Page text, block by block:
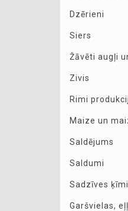
Dzērieni
Siers
Žāvēti augļi
Zivis
Rimi
Maize un
Saldējums
Saldumi
Sadzīves
Garšvielas,